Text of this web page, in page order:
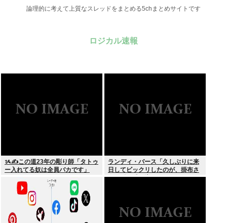
論理的に考えて上質なスレッドをまとめる5chまとめサイトです
ロジカル速報
ᝰ✍この道23年の彫り師「タトゥ
ー入れてる奴は全員バカです」
ランディ・バース「久しぶりに来
日してビックリしたのが、掛布さ
んの髪の毛が増えていた。岡田さ